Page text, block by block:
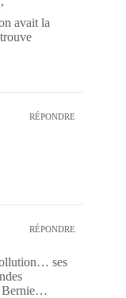
avait la
RÉPONDRE
RÉPONDRE
ses
Bernie…